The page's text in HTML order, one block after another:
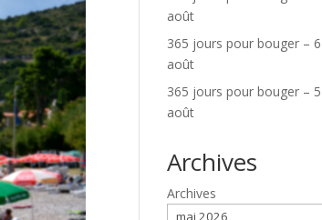
août
365 jours pour bouger – 6
août
365 jours pour bouger – 5
août
Archives
Archives